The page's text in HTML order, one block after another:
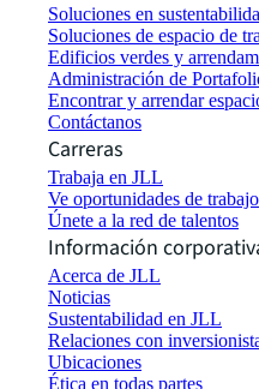
Soluciones en
Soluciones de espacio de
Edificios verdes y
Administración de
Encontrar y arrendar
Contáctanos
Carreras
Trabaja en JLL
Ve oportunidades de trabajo
Únete a la red de talentos
Información
Acerca de JLL
Noticias
Sustentabilidad en JLL
Relaciones con
Ubicaciones
Ética en todas partes